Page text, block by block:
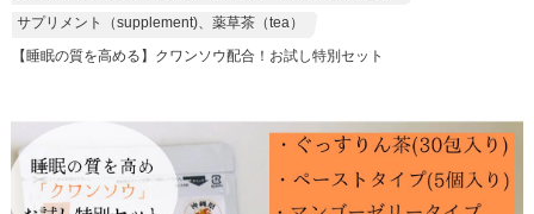
サプリメント（supplement)、薬草茶（tea）
【睡眠の質を高める】クワンソウ配合！お試し特別セット